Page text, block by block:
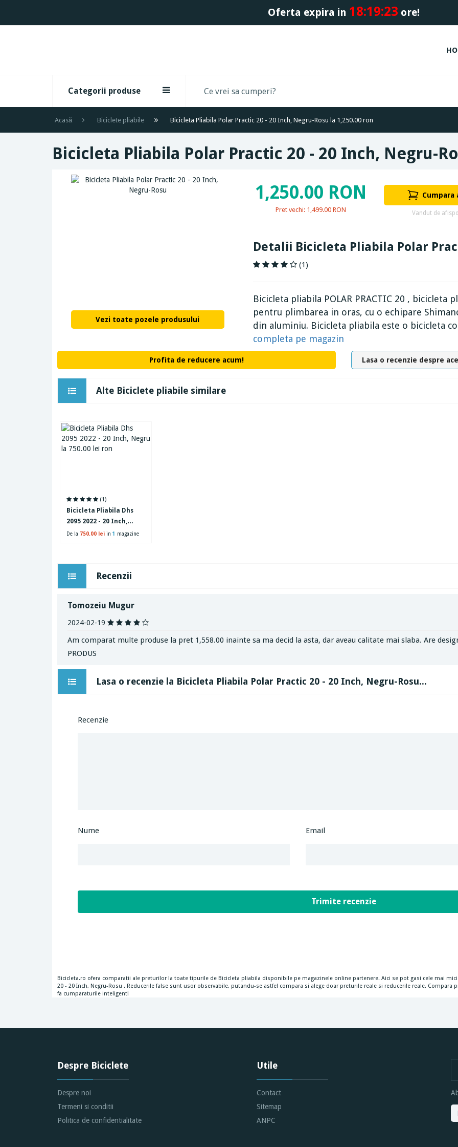
Categorii produse
Acasă Biciclete pliabile Bicicleta Pliabila Polar Practic 20 - 20 Inch, Negru-Rosu la 1,250.00 ron
Bicicleta Pliabila Polar Practic 20 - 20 Inch, Negru-
Vezi toate pozele produsului
1,250.00 RON
Pret vechi: 1,499.00 RON
Cumpara
Vandut de
Detalii Bicicleta Pliabila Polar
(1)
Bicicleta pliabila POLAR PRACTIC 20 , bicicleta
pentru plimbarea in oras, cu o echipare
din aluminiu. Bicicleta pliabila este o bicicleta
completa pe magazin
Profita de reducere acum! Lasa o recenzie despre
Alte Biciclete pliabile similare
(1)
Bicicleta Pliabila Dhs
2095 2022 - 20 Inch,
Negru
De la 750.00 lei in 1 magazine
Recenzii
Tomozeiu Mugur
2024-02-19
Am comparat multe produse la pret 1,558.00 inainte sa ma decid la asta, dar aveau calitate mai slaba. Are design
PRODUS
Lasa o recenzie la Bicicleta Pliabila Polar Practic 20 - 20 Inch, Negru-Rosu...
Recenzie
Nume Email
Bicicleta.ro ofera comparatii ale preturilor la toate tipurile de Bicicleta pliabila disponibile pe magazinele online partenere. Aici se pot gasi cele mai
20 - 20 Inch, Negru-Rosu . Reducerile false sunt usor observabile, putandu-se astfel compara si alege doar preturile reale si reducerile reale. Compara
fa cumparaturile inteligent!
Oferta expira in 18:19:22 ore!
Despre Biciclete
Despre noi
Termeni si conditii
Politica de confidentialitate
Utile
Contact
Sitemap
ANPC